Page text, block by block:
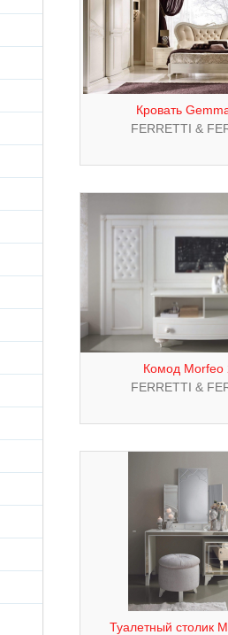
Кровать
FERRETTI &
Комод Morfeo
FERRETTI &
Туалетный столик